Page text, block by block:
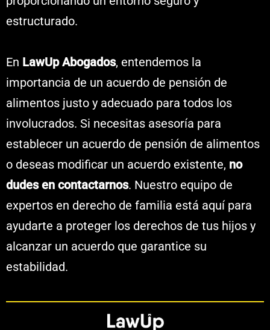
estructurado.
En LawUp Abogados, entendemos la
importancia de un acuerdo de pensión de
alimentos justo y adecuado para todos los
involucrados. Si necesitas asesoría para
establecer un acuerdo de pensión de alimentos
o deseas modificar un acuerdo existente, no
dudes en contactarnos. Nuestro equipo de
expertos en derecho de familia está aquí para
ayudarte a proteger los derechos de tus hijos y
alcanzar un acuerdo que garantice su
estabilidad.